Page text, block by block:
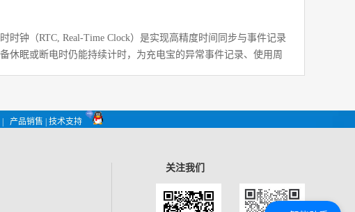
时钟‌（RTC, Real-Time Clock）是实现‌高精度时间同步与事件记录‌
休眠或断电时仍能持续计时，为充电宝的异常事件记录、使用周
产品销售 | 技术支持
关注我们